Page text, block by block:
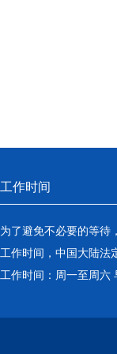
工作时间
为了避免不必要的等待
工作时间，中国大陆法
工作时间：周一至周六